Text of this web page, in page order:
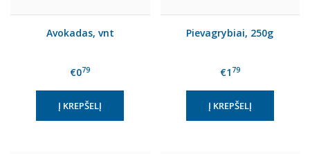
Avokadas, vnt
€079
Pievagrybiai, 250g
€1 79